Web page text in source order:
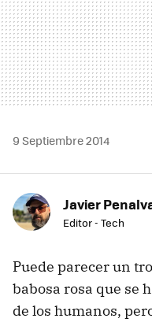
9 Septiembre 2014
Javier
Editor - Tech
Puede parecer un
babosa rosa que se
de los humanos,